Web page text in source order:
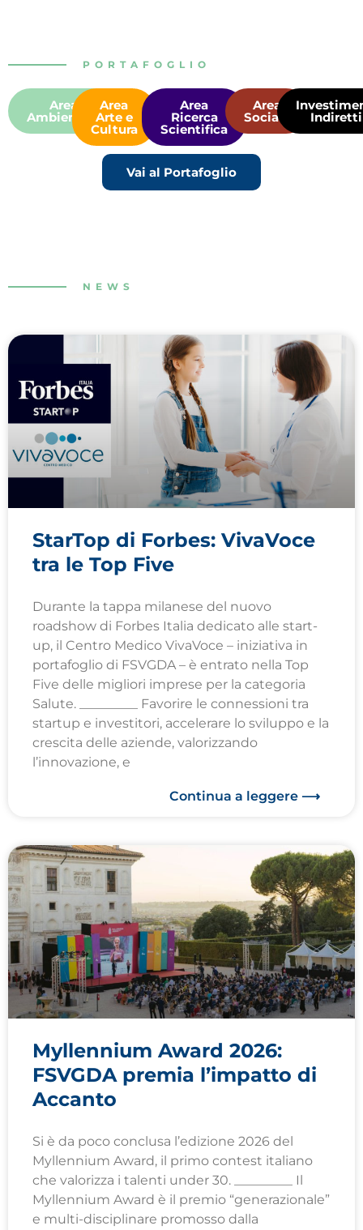
PORTAFOGLIO
Area
Ambientale
Area
Arte e
Cultura
Area
Ricerca
Scientifica
Area
Sociale Indiretti
Vai al Portafoglio
NEWS
StarTop di Forbes: VivaVoce
tra le Top Five
Durante la tappa milanese del nuovo
roadshow di Forbes Italia dedicato alle start-
up, il Centro Medico VivaVoce – iniziativa in
portafoglio di FSVGDA – è entrato nella Top
Five delle migliori imprese per la categoria
Salute. _________ Favorire le connessioni tra
startup e investitori, accelerare lo sviluppo e la
crescita delle aziende, valorizzando
l’innovazione, e
Continua a leggere ⟶
Myllennium Award 2026:
FSVGDA premia l’impatto di
Accanto
Si è da poco conclusa l’edizione 2026 del
Myllennium Award, il primo contest italiano
che valorizza i talenti under 30. _________ Il
Myllennium Award è il premio “generazionale”
e multi-disciplinare promosso dalla